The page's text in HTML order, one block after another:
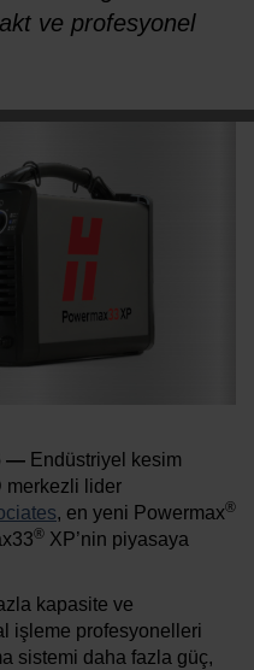
ve profesyonel
— Endüstriyel kesim
merkezli lider
, en yeni Powermax®
® XP’nin piyasaya
kapasite ve
işleme profesyonelleri
sistemi daha fazla güç,